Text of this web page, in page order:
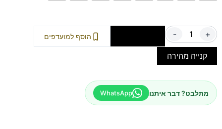
- + הוסף למועדפים
קנייה מהירה
מתלבט? דבר איתנו WhatsApp